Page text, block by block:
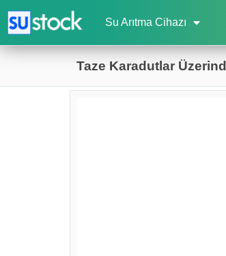
Su Arıtma Cihazı
Taze Karadutlar